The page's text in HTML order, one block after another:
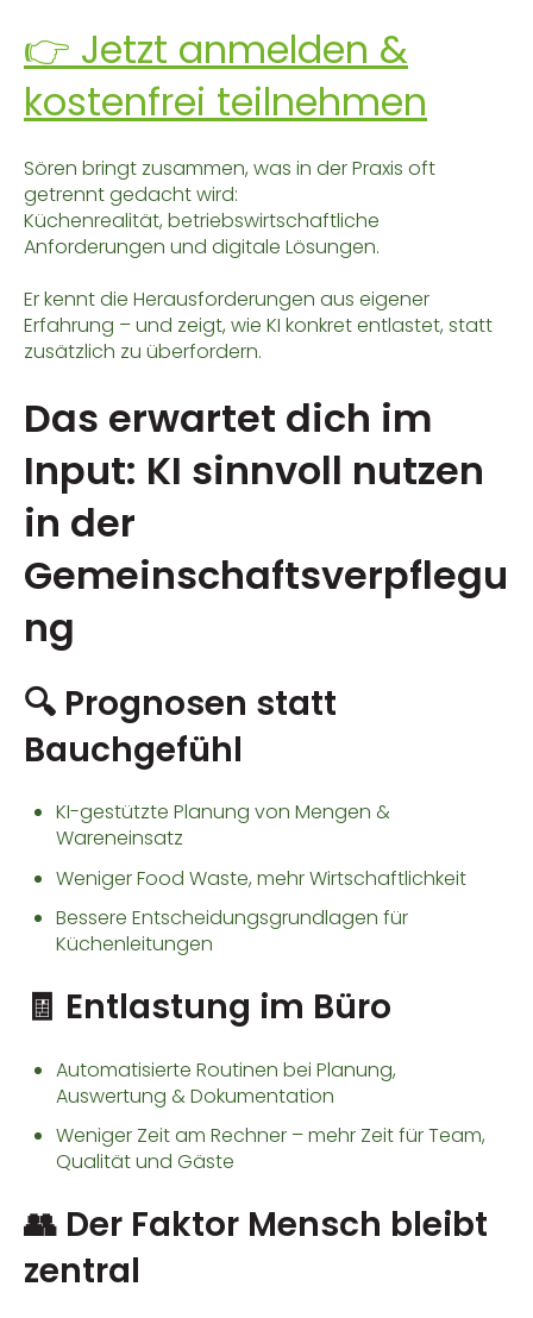
👉 Jetzt anmelden &
kostenfrei teilnehmen
Sören bringt zusammen, was in der Praxis oft
getrennt gedacht wird:
Küchenrealität, betriebswirtschaftliche
Anforderungen und digitale Lösungen.
Er kennt die Herausforderungen aus eigener
Erfahrung – und zeigt, wie KI konkret entlastet, statt
zusätzlich zu überfordern.
Das erwartet dich im
Input: KI sinnvoll nutzen
in der
Gemeinschaftsverpflegu
ng
🔍 Prognosen statt
Bauchgefühl
KI-gestützte Planung von Mengen &
Wareneinsatz
Weniger Food Waste, mehr Wirtschaftlichkeit
Bessere Entscheidungsgrundlagen für
Küchenleitungen
🧾 Entlastung im Büro
Automatisierte Routinen bei Planung,
Auswertung & Dokumentation
Weniger Zeit am Rechner – mehr Zeit für Team,
Qualität und Gäste
👥 Der Faktor Mensch bleibt
zentral